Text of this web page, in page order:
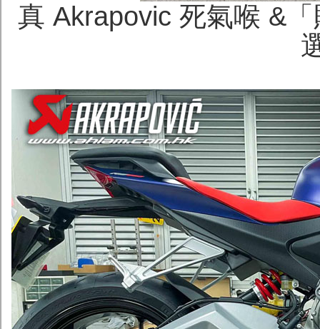
真 Akrapovic 死氣喉 &